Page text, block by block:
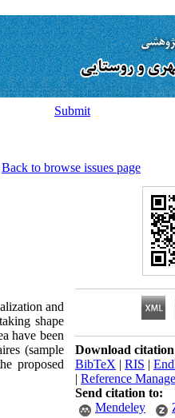
Submit
Back to browse issues page
and
shape
have been
(sample
proposed
Download
BibTeX | RIS |
| Reference
Send citation to:
Mendeley